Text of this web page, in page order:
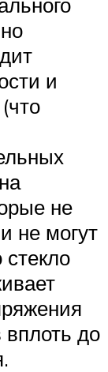
и
не
не могут
вплоть до